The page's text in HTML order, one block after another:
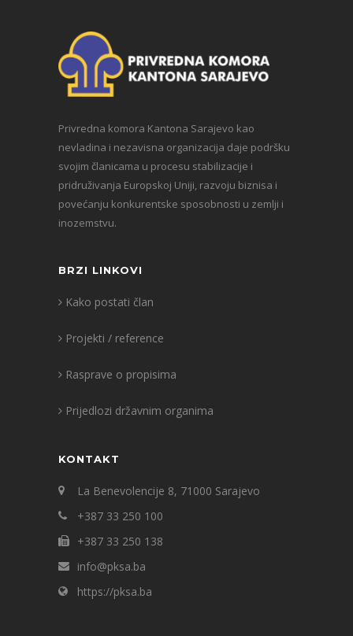
Privredna komora Kantona Sarajevo kao
nevladina i nezavisna organizacija daje podršku
svojim članicama u procesu stabilizacije i
pridruživanja Europskoj Uniji, razvoju biznisa i
povećanju konkurentske sposobnosti u zemlji i
inozemstvu.
BRZI LINKOVI
Kako postati član
Projekti / reference
Rasprave o propisima
Prijedlozi državnim organima
KONTAKT
La Benevolencije 8, 71000 Sarajevo
+387 33 250 100
+387 33 250 138
info@pksa.ba
https://pksa.ba